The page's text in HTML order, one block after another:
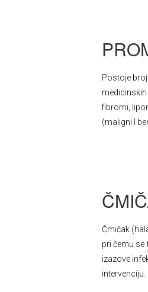
Postoje
medicinskih
fibromi,
(maligni I
Čmičak
pri čemu se
izazove